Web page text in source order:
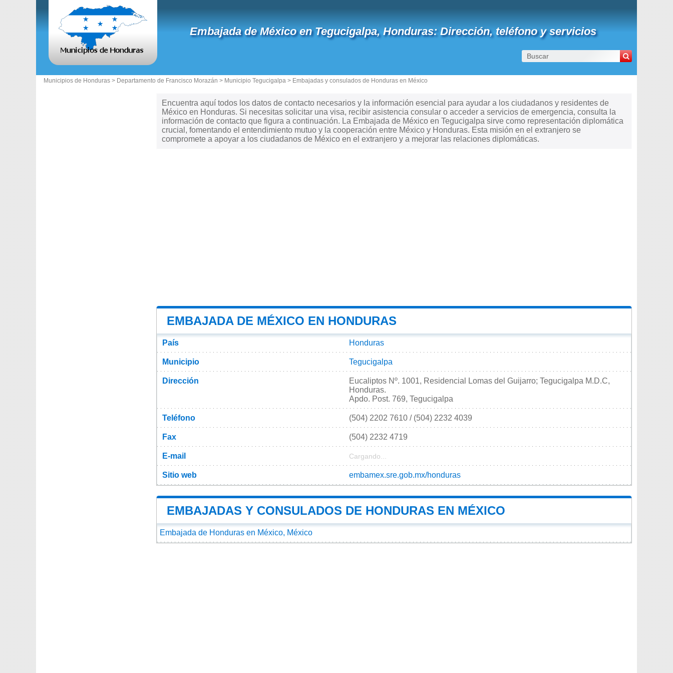
Embajada de México en Tegucigalpa, Honduras: Dirección, teléfono y servicios
Municipios de Honduras > Departamento de Francisco Morazán > Municipio Tegucigalpa > Embajadas y consulados de Honduras en México
Encuentra aquí todos los datos de contacto necesarios y la información esencial para ayudar a los ciudadanos y residentes de
México en Honduras. Si necesitas solicitar una visa, recibir asistencia consular o acceder a servicios de emergencia, consulta la
información de contacto que figura a continuación. La Embajada de México en Tegucigalpa sirve como representación diplomática
crucial, fomentando el entendimiento mutuo y la cooperación entre México y Honduras. Esta misión en el extranjero se
compromete a apoyar a los ciudadanos de México en el extranjero y a mejorar las relaciones diplomáticas.
EMBAJADA DE MÉXICO EN HONDURAS
País Honduras
Municipio Tegucigalpa
Dirección
Eucaliptos Nº. 1001, Residencial Lomas del Guijarro; Tegucigalpa M.D.C,
Honduras.
Apdo. Post. 769, Tegucigalpa
Teléfono (504) 2202 7610 / (504) 2232 4039
Fax (504) 2232 4719
E-mail Cargando...
Sitio web embamex.sre.gob.mx/honduras
EMBAJADAS Y CONSULADOS DE HONDURAS EN MÉXICO
Embajada de Honduras en México, México